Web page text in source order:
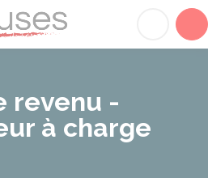
revenu -
à charge